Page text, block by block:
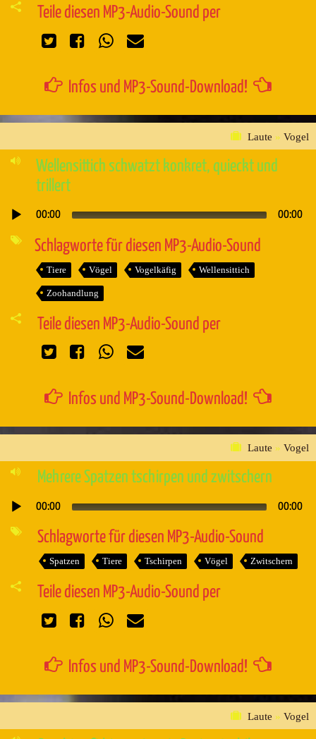
Teile diesen MP3-Audio-Sound per
Infos und MP3-Sound-Download!
Laute » Vogel
Wellensittich schwatzt konkret, quieckt und
trillert
Audio-
00:00 00:00
Schlagworte für diesen MP3-Audio-Sound
Tiere Vögel Vogelkäfig Wellensittich
Zoohandlung
Teile diesen MP3-Audio-Sound per
Infos und MP3-Sound-Download!
Laute » Vogel
Mehrere Spatzen tschirpen und zwitschern
Audio-
00:00 00:00
Schlagworte für diesen MP3-Audio-Sound
Spatzen Tiere Tschirpen Vögel Zwitschern
Teile diesen MP3-Audio-Sound per
Infos und MP3-Sound-Download!
Laute » Vogel